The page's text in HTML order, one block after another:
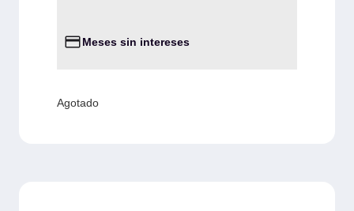
Meses sin intereses
Agotado